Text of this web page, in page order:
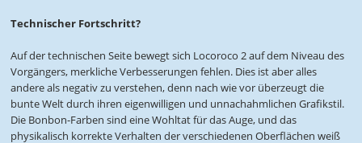
Technischer Fortschritt?
Auf der technischen Seite bewegt sich Locoroco 2 auf dem Niveau des
Vorgängers, merkliche Verbesserungen fehlen. Dies ist aber alles
andere als negativ zu verstehen, denn nach wie vor überzeugt die
bunte Welt durch ihren eigenwilligen und unnachahmlichen Grafikstil.
Die Bonbon-Farben sind eine Wohltat für das Auge, und das
physikalisch korrekte Verhalten der verschiedenen Oberflächen weiß